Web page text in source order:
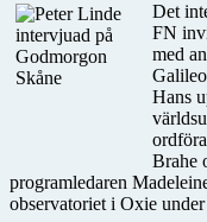
Det
FN
med
Hans
Brahe
programledaren
observatoriet i Oxie